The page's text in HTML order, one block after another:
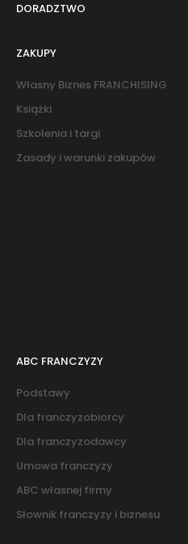
DORADZTWO
ZAKUPY
Własny Biznes FRANCHISING
Książki
Szkolenia i targi
Zasady i warunki zakupów
ABC FRANCZYZY
Podstawy
Dla franczyzobiorcy
Dla franczyzodawcy
Umowa franczyzy
ABC własnej firmy
Słownik franczyzy i biznesu